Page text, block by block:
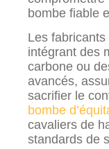
bombe fiable
Les
intégrant des
carbone ou
avancés,
sacrifier le
bombe
cavaliers de
standards de